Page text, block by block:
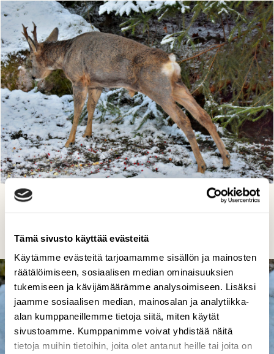
Tämä sivusto käyttää evästeitä
Käytämme evästeitä tarjoamamme sisällön ja mainosten
räätälöimiseen, sosiaalisen median ominaisuuksien
tukemiseen ja kävijämäärämme analysoimiseen. Lisäksi
jaamme sosiaalisen median, mainosalan ja analytiikka-
alan kumppaneillemme tietoja siitä, miten käytät
sivustoamme. Kumppanimme voivat yhdistää näitä
tietoja muihin tietoihin, joita olet antanut heille tai joita on